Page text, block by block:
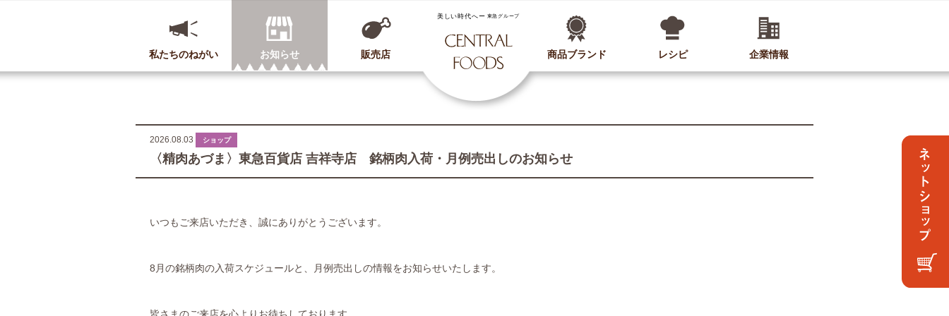
CENTRAL FOODS
私たちのねがい お知らせ 販売店 商品ブランド レシピ 企業情報
2026.08.03 ショップ
〈精肉あづま〉東急百貨店 吉祥寺店 銘柄肉入荷・月例売出しのお知らせ
いつもご来店いただき、誠にありがとうございます。
8月の銘柄肉の入荷スケジュールと、月例売出しの情報をお知らせいたします。